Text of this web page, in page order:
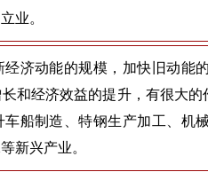
业。
济动能的规模，加快旧动能
和经济效益的提升，有很大
船制造、特钢生产加工、机
新兴产业。